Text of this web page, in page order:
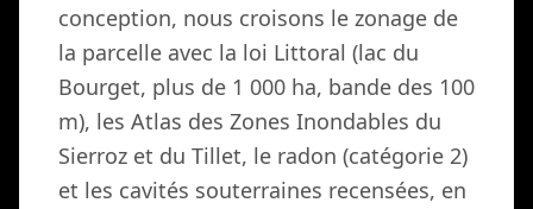
conception, nous croisons le zonage de
la parcelle avec la loi Littoral (lac du
Bourget, plus de 1 000 ha, bande des 100
m), les Atlas des Zones Inondables du
Sierroz et du Tillet, le radon (catégorie 2)
et les cavités souterraines recensées, en